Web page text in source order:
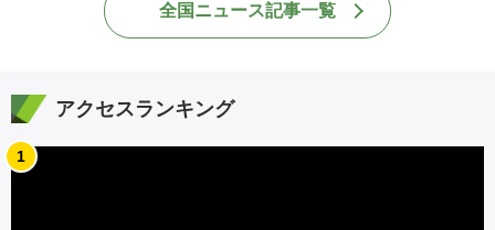
全国ニュース記事一覧
アクセスランキング
1